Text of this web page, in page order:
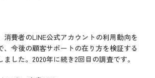
消費者のLINE公式アカウントの利用動向を
、今後の顧客サポートの在り方を検証する
した。2020年に続き2回目の調査です。